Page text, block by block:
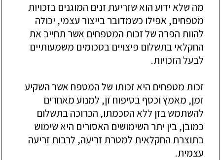
מה שלא ידוע הוא שזריעת זנים המוגנים בזכויות
מטפחים, אפילו כשמדובר בייצור עצמי, יכולה
להוות הפרה של זכות המטפחים אשר תחייב את
החקלאי בתשלום פיצויים בסכומים משמעותיים
לבעל הזכויות.
זכות מטפחים היא זכותו של המטפח אשר השקיע
זמן, מאמץ וכסף בטיפוח זן, למנוע מאחרים
להשתמש בזן ללא הסכמתו, הכרוכה בתשלום
כמובן, בין יתר השימושים האסורים היא שימוש
בתוצרת החקלאית למטרת זריעה, לרבות זריעה
עצמית.